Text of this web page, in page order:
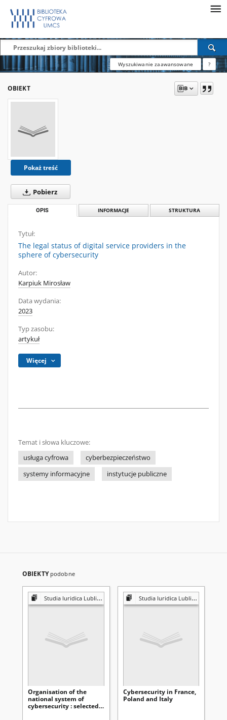
Wyszukiwanie zaawansowane ?
OBIEKT
Pokaż treść
Pobierz
OPIS INFORMACJE STRUKTURA
Tytuł:
The legal status of digital service providers in the
sphere of cybersecurity
Autor:
Karpiuk Mirosław
Data wydania:
2023
Typ zasobu:
artykuł
Więcej
Temat i słowa kluczowe:
usługa cyfrowa
cyberbezpieczeństwo
systemy informacyjne
instytucje publiczne
OBIEKTY podobne
Studia Iuridica Lublinensia
Organisation of the
national system of
cybersecurity : selected
Studia Iuridica Lublinensia
Cybersecurity in France,
Poland and Italy